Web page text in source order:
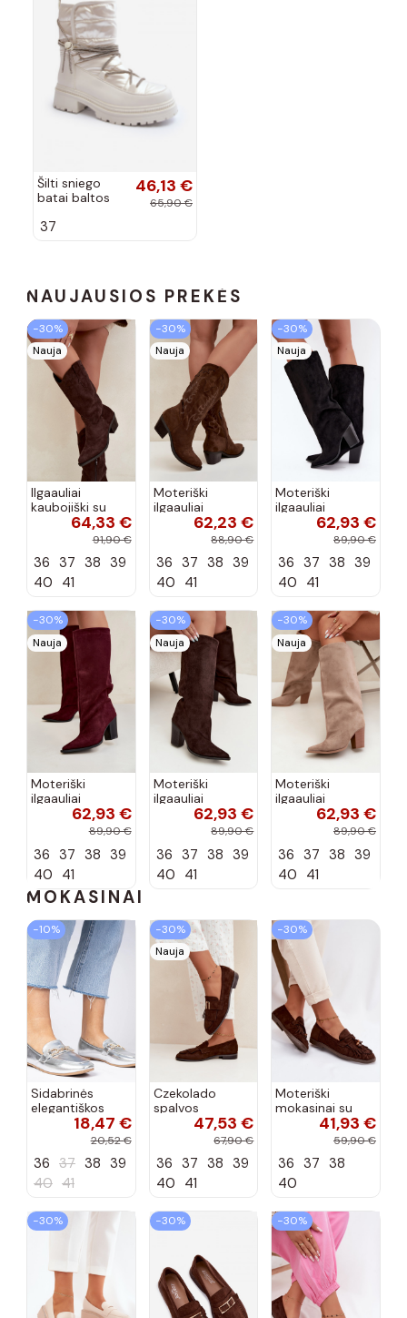
Šilti sniego
batai baltos
46,13 €
65,90 €
37
NAUJAUSIOS PREKĖS
−30%
Nauja
Ilgaauliai
kaubojiški su
kulniukais64,33 €
91,90 €
36 37 38 39
40 41
−30%
Nauja
Moteriški
ilgaauliai
kaubojiški su
spalvos Betina
62,23 €
88,90 €
36 37 38 39
40 41
−30%
Nauja
Moteriški
ilgaauliai
įsispiriami su
kulniukais iš
zomšos juodos
spalvos Carmina
62,93 €
89,90 €
36 37 38 39
40 41
−30%
Nauja
Moteriški
ilgaauliai
įsispiriami su
kulniukais iš
zomšos bordo
spalvos Carmina
62,93 €
89,90 €
36 37 38 39
40 41
−30%
Nauja
Moteriški
ilgaauliai
įsispiriami su
kulniukais iš
zomšos
šokolado
62,93 €
89,90 €
36 37 38 39
40 41
−30%
Nauja
Moteriški
ilgaauliai
įsispiriami su
kulniukais iš
zomšos smėlio
spalvos Carmina
62,93 €
89,90 €
36 37 38 39
40 41
MOKASINAI
−10%
Sidabrinės
elegantiškos
mokasinos su
cirkonių Banzao
18,47 €
20,52 €
36 37 38 39
40 41
−30%
Nauja
Czekolado
spalvos
moteriški
mokasinai su
auksinėmis
detalėmis Brenis
47,53 €
67,90 €
36 37 38 39
40 41
−30%
Moteriški
mokasinai su
koralinės-
spalvos, Teressa
41,93 €
59,90 €
36 37 38
40
−30% −30% −30%